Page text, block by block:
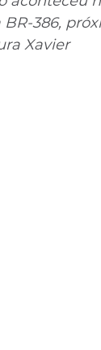
BR-386,
Xavier